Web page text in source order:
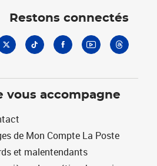
Restons connectés
vous accompagne
de Mon Compte La Poste
et malentendants